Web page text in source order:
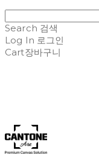
Search 검색
Log In 로그인
Cart장바구니